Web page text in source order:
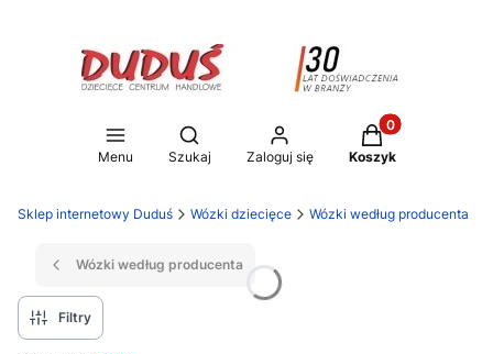
Menu
Otwórz wyszukiwarkę
Szukaj Zaloguj się
Produkty w
Koszyk
Sklep internetowy Duduś Wózki dziecięce Wózki według producenta
Wózki według producenta
Filtry